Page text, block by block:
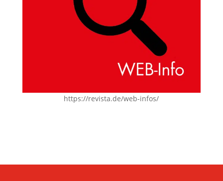
https://revista.de/web-infos/